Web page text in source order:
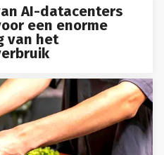
AI-datacenters
een enorme
van het